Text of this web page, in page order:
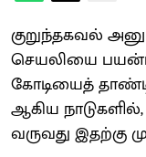
குறுந்தகவல்
செயலியை
கோடியைத்
ஆகிய
வருவது இதற்கு